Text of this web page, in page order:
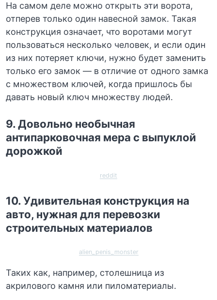
На самом деле можно открыть эти ворота,
отперев только один навесной замок. Такая
конструкция означает, что воротами могут
пользоваться несколько человек, и если один
из них потеряет ключи, нужно будет заменить
только его замок — в отличие от одного замка
с множеством ключей, когда пришлось бы
давать новый ключ множеству людей.
9. Довольно необычная
антипарковочная мера с выпуклой
дорожкой
reddit
10. Удивительная конструкция на
авто, нужная для перевозки
строительных материалов
alien_penis_monster
Таких как, например, столешница из
акрилового камня или пиломатериалы.